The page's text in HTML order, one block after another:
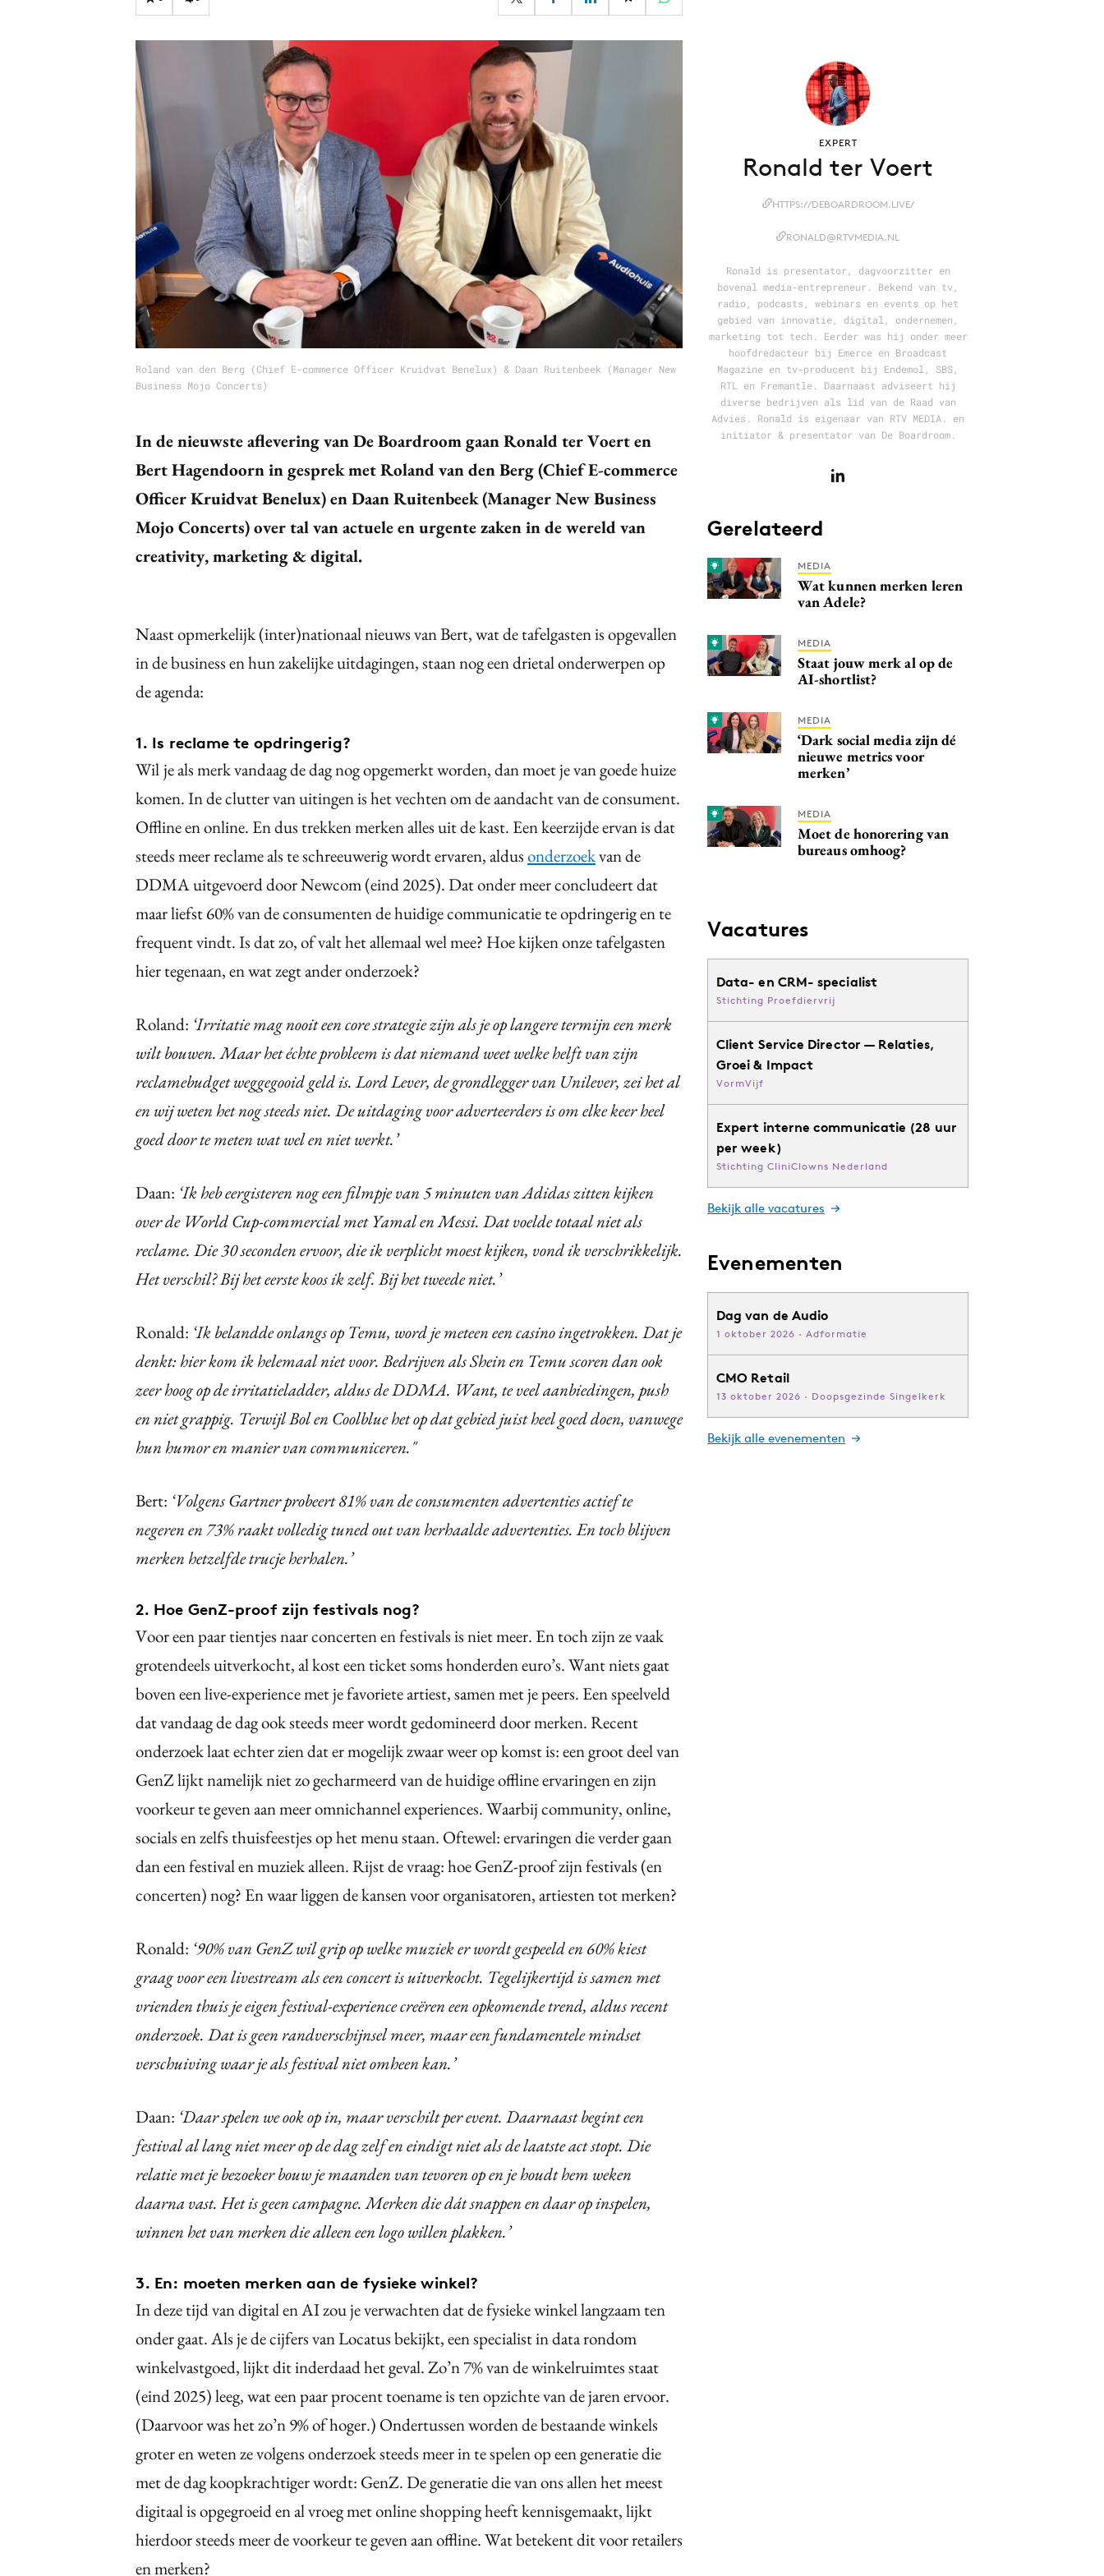
Influencer marketing
Interne communicatie
Martech
Reputatie & crisis
Roland van den Berg (Chief E-commerce Officer Kruidvat Benelux) & Daan Ruitenbeek (Manager New
Business Mojo Concerts)
In de nieuwste aflevering van De Boardroom gaan Ronald ter Voert en
Bert Hagendoorn in gesprek met Roland van den Berg (Chief E-commerce
Officer Kruidvat Benelux) en Daan Ruitenbeek (Manager New Business
Mojo Concerts) over tal van actuele en urgente zaken in de wereld van
creativity, marketing & digital.
Naast opmerkelijk (inter)nationaal nieuws van Bert, wat de tafelgasten is opgevallen
in de business en hun zakelijke uitdagingen, staan nog een drietal onderwerpen op
de agenda:
1. Is reclame te opdringerig?
Wilje als merk vandaag de dag nog opgemerkt worden, dan moet je van goede huize
komen. In de clutter van uitingen is het vechten om de aandacht van de consument.
Offline en online. En dus trekken merken alles uit de kast. Een keerzijde ervan is dat
steeds meer reclame als te schreeuwerig wordt ervaren, aldusonderzoekvan de
DDMA uitgevoerd door Newcom (eind 2025). Dat onder meer concludeert dat
maar liefst 60% van de consumenten de huidige communicatie te opdringerig en te
frequent vindt. Is dat zo, of valt het allemaal wel mee? Hoe kijken onze tafelgasten
hier tegenaan, en wat zegt ander onderzoek?
Roland: ‘Irritatie mag nooit een core strategie zijn als je op langere termijn een merk
wilt bouwen. Maar het échte probleem is dat niemand weet welke helft van zijn
reclamebudget weggegooid geld is. Lord Lever, de grondlegger van Unilever, zei het al
en wij weten het nog steeds niet. De uitdaging voor adverteerders is om elke keer heel
goed door te meten wat wel en niet werkt.’
Daan: ‘Ik heb eergisteren nog een filmpje van 5 minuten van Adidas zitten kijken
over de World Cup-commercial met Yamal en Messi. Dat voelde totaal niet als
reclame. Die 30 seconden ervoor, die ik verplicht moest kijken, vond ik verschrikkelijk.
Het verschil? Bij het eerste koos ik zelf. Bij het tweede niet.’
Ronald: ‘Ik belandde onlangs op Temu, word je meteen een casino ingetrokken. Dat je
denkt: hier kom ik helemaal niet voor. Bedrijven als Shein en Temu scoren dan ook
zeer hoog op de irritatieladder, aldus de DDMA. Want, te veel aanbiedingen, push
en niet grappig. Terwijl Bol en Coolblue het op dat gebied juist heel goed doen, vanwege
hun humor en manier van communiceren."
Bert: ‘Volgens Gartner probeert 81% van de consumenten advertenties actief te
negeren en 73% raakt volledig tuned out van herhaalde advertenties. En toch blijven
merken hetzelfde trucje herhalen.’
2. Hoe GenZ-proof zijn festivals nog?
Voor een paar tientjes naar concerten en festivals is niet meer. En toch zijn ze vaak
grotendeels uitverkocht, al kost een ticket soms honderden euro’s. Want niets gaat
boven een live-experience met je favoriete artiest, samen met je peers. Een speelveld
dat vandaag de dag ook steeds meer wordt gedomineerd door merken. Recent
onderzoek laat echter zien dat er mogelijk zwaar weer op komst is: een groot deel van
GenZ lijkt namelijk niet zo gecharmeerd van de huidige offline ervaringen en zijn
voorkeur te geven aan meer omnichannel experiences. Waarbij community, online,
socials en zelfs thuisfeestjes op het menu staan. Oftewel: ervaringen die verder gaan
dan een festival en muziek alleen. Rijst de vraag: hoe GenZ-proof zijn festivals (en
concerten) nog? En waar liggen de kansen voor organisatoren, artiesten tot merken?
Ronald: ‘90% van GenZ wil grip op welke muziek er wordt gespeeld en 60% kiest
graag voor een livestream als een concert is uitverkocht. Tegelijkertijd is samen met
vrienden thuis je eigen festival-experience creëren een opkomende trend, aldus recent
onderzoek. Dat is geen randverschijnsel meer, maar een fundamentele mindset
verschuiving waar je als festival niet omheen kan.’
Daan: ‘Daar spelen we ook op in, maar verschilt per event. Daarnaast begint een
festival al lang niet meer op de dag zelf en eindigt niet als de laatste act stopt. Die
relatie met je bezoeker bouw je maanden van tevoren op en je houdt hem weken
daarna vast. Het is geen campagne. Merken die dát snappen en daar op inspelen,
winnen het van merken die alleen een logo willen plakken.’
3. En: moeten merken aan de fysieke winkel?
In deze tijd van digital en AI zou je verwachten dat de fysieke winkel langzaam ten
onder gaat. Als je de cijfers van Locatus bekijkt, een specialist in data rondom
winkelvastgoed, lijkt dit inderdaad het geval. Zo’n 7% van de winkelruimtes staat
(eind 2025) leeg, wat een paar procent toename is ten opzichte van de jaren ervoor.
(Daarvoor was het zo’n 9% of hoger.) Ondertussen worden de bestaande winkels
groter en weten ze volgens onderzoek steeds meer in te spelen op een generatie die
met de dag koopkrachtiger wordt: GenZ. De generatie die van ons allen het meest
digitaal is opgegroeid en al vroeg met online shopping heeft kennisgemaakt, lijkt
hierdoor steeds meer de voorkeur te geven aan offline. Wat betekent dit voor retailers
en merken?
EXPERT
Ronald ter Voert
HTTPS://DEBOARDROOM.LIVE/
RONALD@RTVMEDIA.NL
Ronald is presentator, dagvoorzitter en
bovenal media-entrepreneur. Bekend van tv,
radio, podcasts, webinars en events op het
gebied van innovatie, digital, ondernemen,
marketing tot tech. Eerder was hij onder meer
hoofdredacteur bij Emerce en Broadcast
Magazine en tv-producent bij Endemol, SBS,
RTL en Fremantle. Daarnaast adviseert hij
diverse bedrijven als lid van de Raad van
Advies. Ronald is eigenaar van RTV MEDIA. en
initiator & presentator van De Boardroom.
Gerelateerd
MEDIA
Wat kunnen merken leren
van Adele?
MEDIA
Staat jouw merk al op de
AI-shortlist?
MEDIA
‘Dark social media zijn dé
nieuwe metrics voor
merken’
MEDIA
Moet de honorering van
bureaus omhoog?
Vacatures
Data- en CRM- specialist
Stichting Proefdiervrij
Client Service Director — Relaties,
Groei & Impact
VormVijf
Expert interne communicatie (28 uur
per week)
Stichting CliniClowns Nederland
Bekijk alle vacatures
Evenementen
Dag van de Audio
1 oktober 2026 · Adformatie
CMO Retail
13 oktober 2026 · Doopsgezinde Singelkerk
Bekijk alle evenementen